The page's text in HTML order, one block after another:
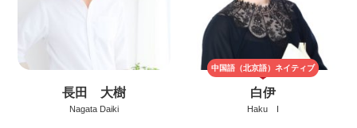
長田 大樹
Nagata Daiki
中国語（北京語） ネイティブ
白伊
Haku I